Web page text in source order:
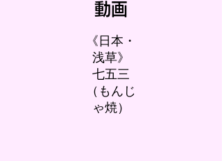
動画
《日本・
浅草》
七五三
（もんじ
ゃ焼）